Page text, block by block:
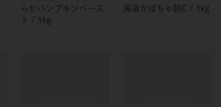
らかパンプキンペース
ト / 1kg
海道かぼちゃ餡C / 1kg